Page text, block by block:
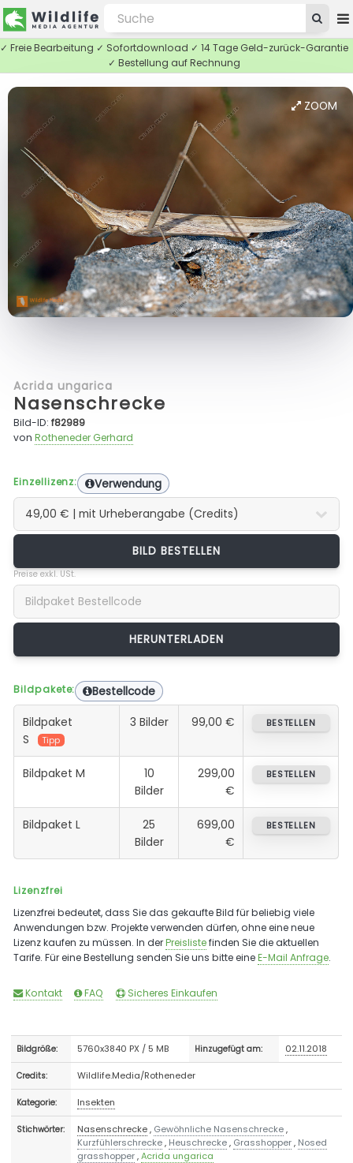
✓ Freie Bearbeitung ✓ Sofortdownload ✓ 14 Tage Geld-zurück-Garantie
✓ Bestellung auf Rechnung
ZOOM
Acrida ungarica
Nasenschrecke
Bild-ID:f82989
vonRotheneder Gerhard
Einzellizenz: Verwendung
BILD BESTELLEN
Preise exkl. USt.
Bildpakete: Bestellcode
Bildpaket
S
Tipp
3 Bilder 99,00 € BESTELLEN
Bildpaket M
10
Bilder
299,00
€
BESTELLEN
Bildpaket L
25
Bilder
699,00
€
BESTELLEN
Lizenzfrei
Lizenzfrei bedeutet, dass Sie das gekaufte Bild für beliebig viele
Anwendungen bzw. Projekte verwenden dürfen, ohne eine neue
Lizenz kaufen zu müssen. In derPreislistefinden Sie die aktuellen
Tarife. Für eine Bestellung senden Sie uns bitte eineE-Mail Anfrage.
Kontakt FAQ Sicheres Einkaufen
Bildgröße: 5760x3840 PX / 5 MB Hinzugefügt am: 02.11.2018
Credits: Wildlife.Media/Rotheneder
Kategorie: Insekten
Stichwörter: Nasenschrecke, Gewöhnliche Nasenschrecke,
Kurzfühlerschrecke, Heuschrecke, Grasshopper, Nosed
grasshopper,Acrida ungarica